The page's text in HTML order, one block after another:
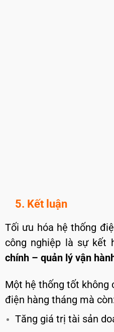
5. Kết luận
Tối ưu hóa hệ thống
công nghiệp là sự kết
chính – quản lý vận
Một hệ thống tốt không
điện hàng tháng mà
Tăng giá trị tài sản